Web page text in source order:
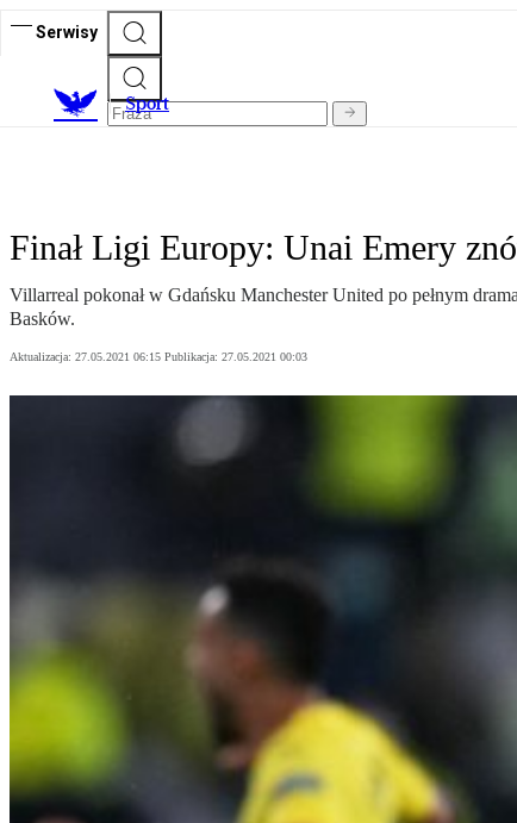
Serwisy
Sport
Finał Ligi Europy: Unai Emery
Villarreal pokonał w Gdańsku Manchester United po pełnym
Basków.
Aktualizacja: 27.05.2021 06:15 Publikacja: 27.05.2021 00:03